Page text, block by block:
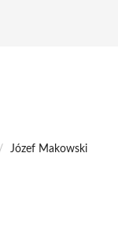
/ Józef Makowski